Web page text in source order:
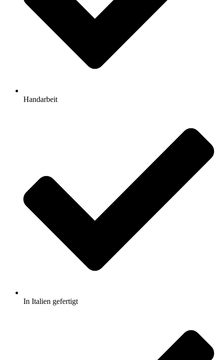
Handarbeit
In Italien gefertigt